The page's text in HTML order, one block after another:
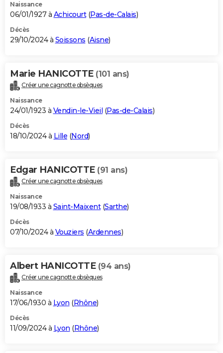
Naissance
06/01/1927 à Achicourt(Pas-de-Calais)
Décès
29/10/2024 à Soissons (Aisne)
Marie HANICOTTE (101 ans)
Créer une cagnotte obsèques
Naissance
24/01/1923 à Vendin-le-Vieil (Pas-de-Calais)
Décès
18/10/2024 à Lille (Nord)
Edgar HANICOTTE (91 ans)
Créer une cagnotte obsèques
Naissance
19/08/1933 à Saint-Maixent(Sarthe)
Décès
07/10/2024 à Vouziers (Ardennes)
Albert HANICOTTE (94 ans)
Créer une cagnotte obsèques
Naissance
17/06/1930 à Lyon (Rhône)
Décès
11/09/2024 à Lyon (Rhône)